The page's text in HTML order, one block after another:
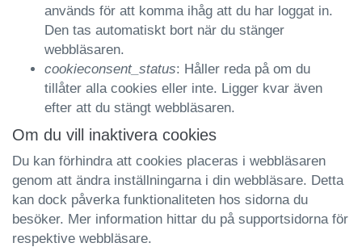
används för att komma ihåg att du har loggat in.
Den tas automatiskt bort när du stänger
webbläsaren.
cookieconsent_status: Håller reda på om du
tillåter alla cookies eller inte. Ligger kvar även
efter att du stängt webbläsaren.
Om du vill inaktivera cookies
Du kan förhindra att cookies placeras i webbläsaren
genom att ändra inställningarna i din webbläsare. Detta
kan dock påverka funktionaliteten hos sidorna du
besöker. Mer information hittar du på supportsidorna för
respektive webbläsare.